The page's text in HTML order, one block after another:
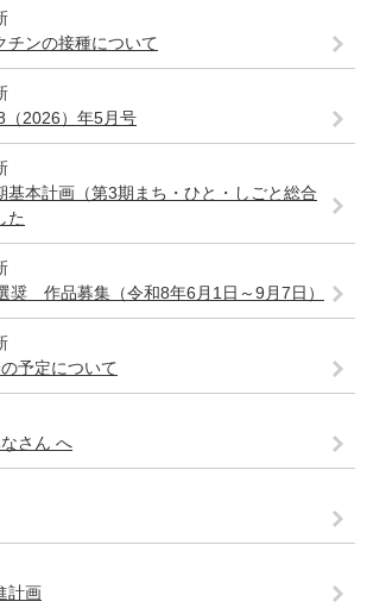
チンの接種について
（2026）年5月号
基本計画（第3期まち・ひと・しごと総合
た
奨 作品募集（令和8年6月1日～9月7日）
予定について
さん へ
計画